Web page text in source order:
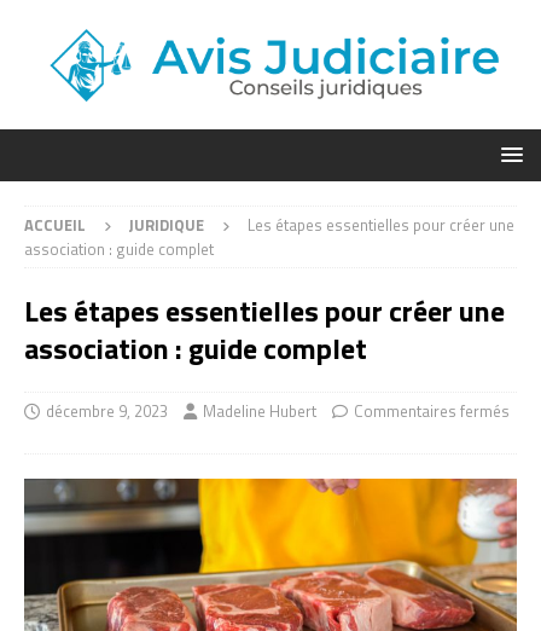
ACCUEIL JURIDIQUE
Les étapes essentielles pour créer une
association : guide complet
Les étapes essentielles pour créer une
association : guide complet
décembre 9, 2023 Madeline Hubert Commentaires fermés